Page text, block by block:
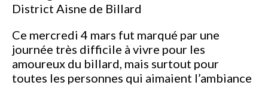
District Aisne de Billard
Ce mercredi 4 mars fut marqué par une
journée très difficile à vivre pour les
amoureux du billard, mais surtout pour
toutes les personnes qui aimaient l’ambiance